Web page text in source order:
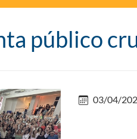
público
03/04/